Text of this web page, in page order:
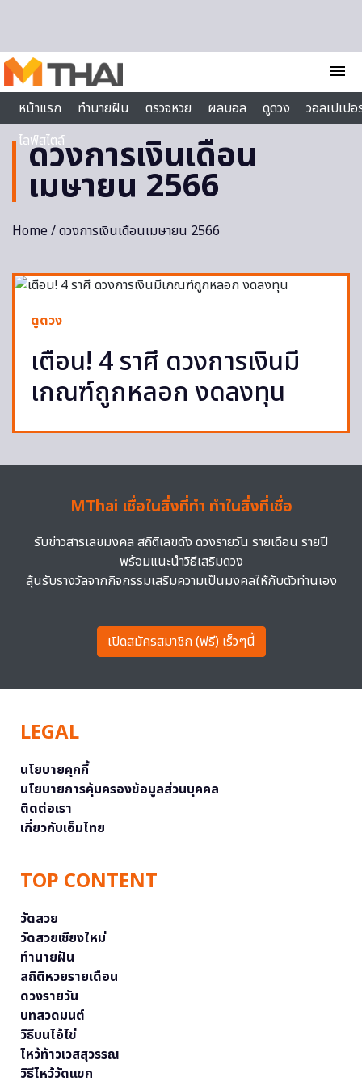
menu
หน้าแรก
ทำนายฝัน ตรวจหวย ผลบอล ดูดวง
วอลเปเป
ไลฟ์สไตล์
ดวงการเงินเดือน
เมษายน 2566
Home/ ดวงการเงินเดือนเมษายน 2566
ดูดวง
เตือน! 4 ราศี ดวงการเงินมี
เกณฑ์ถูกหลอก งดลงทุน
MThai เชื่อในสิ่งที่ทำ ทำในสิ่งที่เชื่อ
รับข่าวสารเลขมงคล สถิติเลขดัง ดวงรายวัน รายเดือน รายปี
พร้อมแนะนำวิธีเสริมดวง
ลุ้นรับรางวัลจากกิจกรรมเสริมความเป็นมงคลให้กับตัวท่านเอง
เปิดสมัครสมาชิก (ฟรี) เร็วๆนี้
LEGAL
นโยบายคุกกี้
นโยบายการคุ้มครองข้อมูลส่วนบุคคล
ติดต่อเรา
เกี่ยวกับเอ็มไทย
TOP CONTENT
วัดสวย
วัดสวยเชียงใหม่
ทำนายฝัน
สถิติหวยรายเดือน
ดวงรายวัน
บทสวดมนต์
วิธีบนไอ้ไข่
ไหว้ท้าวเวสสุวรรณ
วิธีไหว้วัดแขก